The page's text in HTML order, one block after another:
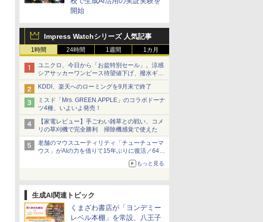
開始
Impress Watchシリーズ 人気記事
1時間 24時間 1週間 1カ月
ユニクロ、今日から「お盆特別セール」。涼感
シアサッカーワンピース待望値下げ、撥水ギア
ショーツは1990円に
KDDI、楽天へのローミングを9月末で終了
ミスド「Mrs. GREEN APPLE」のコラボドーナ
ツ4種、いよいよ発売！
【家電レビュー】手ごわい雑草との戦い、コメ
リの草刈機で完全勝利 掃除機感覚で使えた
老舗のマウスユーティリティ「チューチューマ
ウス」がAIの力を借りて15年ぶりに復活／64bit
化、Windows 10/11、「Chrome」も走り回
る。復活記念で2026年末まで500円
もっと見る
生成AI関連トピック
くまざわ書店が「ヨンデミー
レベル本棚」を常設、八王子